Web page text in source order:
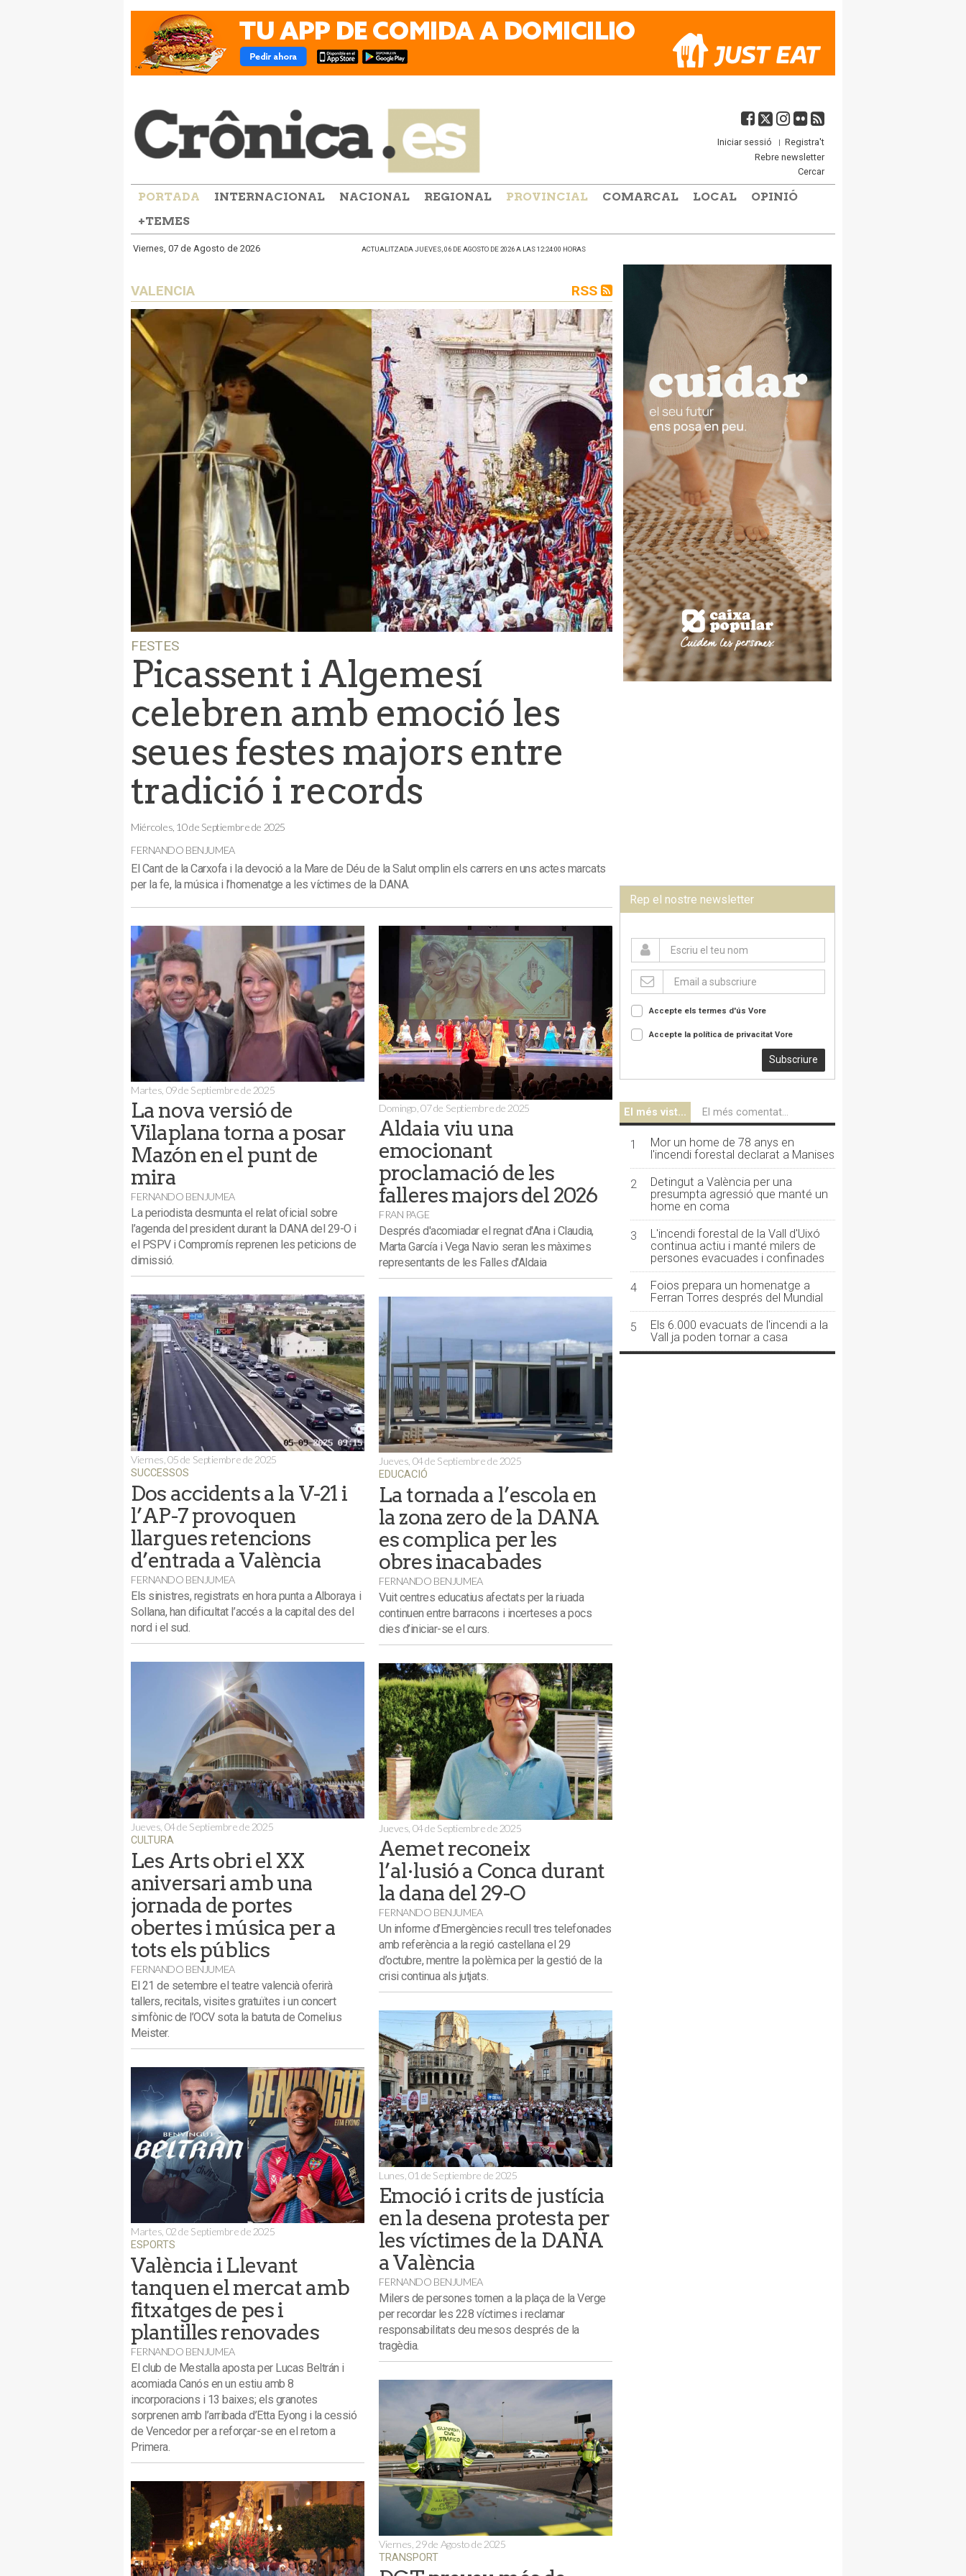
Iniciar sessió
Registra't
Rebre newsletter
Cercar
PORTADA INTERNACIONAL NACIONAL REGIONAL PROVINCIAL COMARCAL LOCAL
OPINIÓ
+TEMES
Viernes, 07 de Agosto de 2026 ACTUALITZADA JUEVES, 06 DE AGOSTO DE 2026 A LAS 12:24:00 HORAS
VALENCIA RSS
FESTES
Picassent i Algemesí
celebren amb emoció les
seues festes majors entre
tradició i records
Miércoles, 10 de Septiembre de 2025
FERNANDO BENJUMEA
El Cant de la Carxofa i la devoció a la Mare de Déu de la Salut omplin els carrers en uns actes marcats
per la fe, la música i l’homenatge a les víctimes de la DANA.
Martes, 09 de Septiembre de 2025
La nova versió de
Vilaplana torna a posar
Mazón en el punt de
mira
FERNANDO BENJUMEA
La periodista desmunta el relat oficial sobre
l’agenda del president durant la DANA del 29-O i
el PSPV i Compromís reprenen les peticions de
dimissió.
Viernes, 05 de Septiembre de 2025
SUCCESSOS
Dos accidents a la V-21 i
l’AP-7 provoquen
llargues retencions
d’entrada a València
FERNANDO BENJUMEA
Els sinistres, registrats en hora punta a Alboraya i
Sollana, han dificultat l’accés a la capital des del
nord i el sud.
Jueves, 04 de Septiembre de 2025
CULTURA
Les Arts obri el XX
aniversari amb una
jornada de portes
obertes i música per a
tots els públics
FERNANDO BENJUMEA
El 21 de setembre el teatre valencià oferirà
tallers, recitals, visites gratuïtes i un concert
simfònic de l’OCV sota la batuta de Cornelius
Meister.
Martes, 02 de Septiembre de 2025
ESPORTS
València i Llevant
tanquen el mercat amb
fitxatges de pes i
plantilles renovades
FERNANDO BENJUMEA
El club de Mestalla aposta per Lucas Beltrán i
acomiada Canós en un estiu amb 8
incorporacions i 13 baixes; els granotes
sorprenen amb l’arribada d’Etta Eyong i la cessió
de Vencedor per a reforçar-se en el retorn a
Primera.
Domingo, 07 de Septiembre de 2025
Aldaia viu una
emocionant
proclamació de les
falleres majors del 2026
FRAN PAGE
Després d'acomiadar el regnat d'Ana i Claudia,
Marta García i Vega Navio seran les màximes
representants de les Falles d'Aldaia
Jueves, 04 de Septiembre de 2025
EDUCACIÓ
La tornada a l’escola en
la zona zero de la DANA
es complica per les
obres inacabades
FERNANDO BENJUMEA
Vuit centres educatius afectats per la riuada
continuen entre barracons i incerteses a pocs
dies d’iniciar-se el curs.
Jueves, 04 de Septiembre de 2025
Aemet reconeix
l’al·lusió a Conca durant
la dana del 29-O
FERNANDO BENJUMEA
Un informe d’Emergències recull tres telefonades
amb referència a la regió castellana el 29
d’octubre, mentre la polèmica per la gestió de la
crisi continua als jutjats.
Lunes, 01 de Septiembre de 2025
Emoció i crits de justícia
en la desena protesta per
les víctimes de la DANA
a València
FERNANDO BENJUMEA
Milers de persones tornen a la plaça de la Verge
per recordar les 228 víctimes i reclamar
responsabilitats deu mesos després de la
tragèdia.
Viernes, 29 de Agosto de 2025
TRANSPORT
Rep el nostre newsletter
Accepte els termes d'ús Vore
Accepte la política de privacitat Vore
Subscriure
El més vist... El més comentat...
1
Mor un home de 78 anys en
l'incendi forestal declarat a Manises
2
Detingut a València per una
presumpta agressió que manté un
home en coma
3
L'incendi forestal de la Vall d'Uixó
continua actiu i manté milers de
persones evacuades i confinades
4
Foios prepara un homenatge a
Ferran Torres després del Mundial
5
Els 6.000 evacuats de l'incendi a la
Vall ja poden tornar a casa